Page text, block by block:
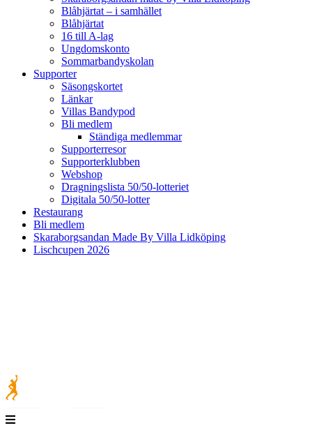
Blåhjärtat – i samhället
Blåhjärtat
16 till A-lag
Ungdomskonto
Sommarbandyskolan
Supporter
Säsongskortet
Länkar
Villas Bandypod
Bli medlem
Ständiga medlemmar
Supporterresor
Supporterklubben
Webshop
Dragningslista 50/50-lotteriet
Digitala 50/50-lotter
Restaurang
Bli medlem
Skaraborgsandan Made By Villa Lidköping
Lischcupen 2026